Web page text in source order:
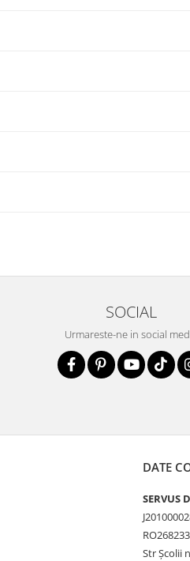
SOCIAL
Urmareste-ne in social
DATE
SERVUS
Str Școlii